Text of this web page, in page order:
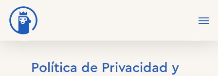
Política de Privacidad y